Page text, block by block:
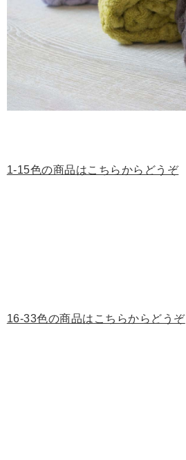
1-15色の商品はこちらからどうぞ
16-33色の商品はこちらからどうぞ